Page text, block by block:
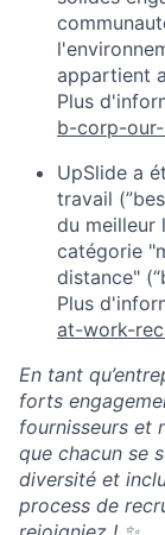
appartient
Plus
b-corp-
UpSlide a
travail
du meilleur
catégorie
distance"
Plus
at-work-
En tant
forts
fournisseurs et
que chacun se
diversité et
process de